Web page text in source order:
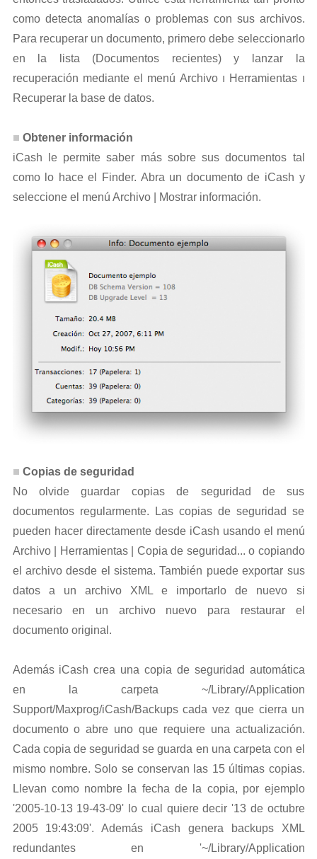
como detecta anomalías o problemas con sus archivos.
Para recuperar un documento, primero debe seleccionarlo
en la lista (Documentos recientes) y lanzar la
recuperación mediante el menú Archivo ı Herramientas ı
Recuperar la base de datos.
Obtener información
iCash le permite saber más sobre sus documentos tal
como lo hace el Finder. Abra un documento de iCash y
seleccione el menú Archivo | Mostrar información.
Copias de seguridad
No olvide guardar copias de seguridad de sus
documentos regularmente. Las copias de seguridad se
pueden hacer directamente desde iCash usando el menú
Archivo | Herramientas | Copia de seguridad... o copiando
el archivo desde el sistema. También puede exportar sus
datos a un archivo XML e importarlo de nuevo si
necesario en un archivo nuevo para restaurar el
documento original.
Además iCash crea una copia de seguridad automática
en la carpeta ~/Library/Application
Support/Maxprog/iCash/Backups cada vez que cierra un
documento o abre uno que requiere una actualización.
Cada copia de seguridad se guarda en una carpeta con el
mismo nombre. Solo se conservan las 15 últimas copias.
Llevan como nombre la fecha de la copia, por ejemplo
'2005-10-13 19-43-09' lo cual quiere decir '13 de octubre
2005 19:43:09'. Además iCash genera backups XML
redundantes en '~/Library/Application